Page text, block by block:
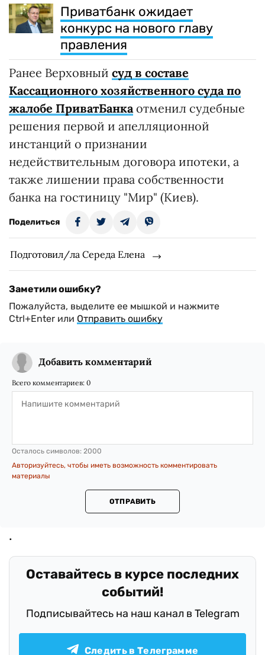
Приватбанк ожидает
конкурс на нового главу
правления
Ранее Верховный суд в составе
Кассационного хозяйственного суда по
жалобе ПриватБанкаотменил судебные
решения первой и апелляционной
инстанций о признании
недействительным договора ипотеки, а
также лишении права собственности
банка на гостиницу "Мир" (Киев).
Поделиться
Подготовил/ла Середа Елена
Заметили ошибку?
Пожалуйста, выделите ее мышкой и нажмите
Ctrl+Enter или Отправить ошибку
Добавить комментарий
Всего комментариев: 0
Осталось символов: 2000
Авторизуйтесь, чтобы иметь возможность комментировать
материалы
ОТПРАВИТЬ
Оставайтесь в курсе последних
событий!
Подписывайтесь на наш канал в Telegram
Следить в Телеграмме